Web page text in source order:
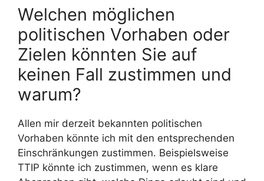
Welchen möglichen
politischen Vorhaben oder
Zielen könnten Sie auf
keinen Fall zustimmen und
warum?
Allen mir derzeit bekannten politischen
Vorhaben könnte ich mit den entsprechenden
Einschränkungen zustimmen. Beispielsweise
TTIP könnte ich zustimmen, wenn es klare